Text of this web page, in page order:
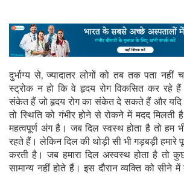
दुर्भाग्य से, ज्यादातर लोगों को तब तक पता
स्ट्रोक न हो कि वे हृदय रोग विकसित कर रहे
संकेत हैं जो हृदय रोग का संकेत दे सकते हैं और यदि
तो स्थिति को गंभीर होने से रोकने में मदद मिलती
महत्वपूर्ण अंग है। जब दिल स्वस्थ होता है तो
रहते हैं। लेकिन दिल की थोड़ी सी भी गड़बड़ी हमारे
करती है। जब हमारा दिल अस्वस्थ होता है तो
सामान्य नहीं होते हैं। इस दौरान व्यक्ति को सीने